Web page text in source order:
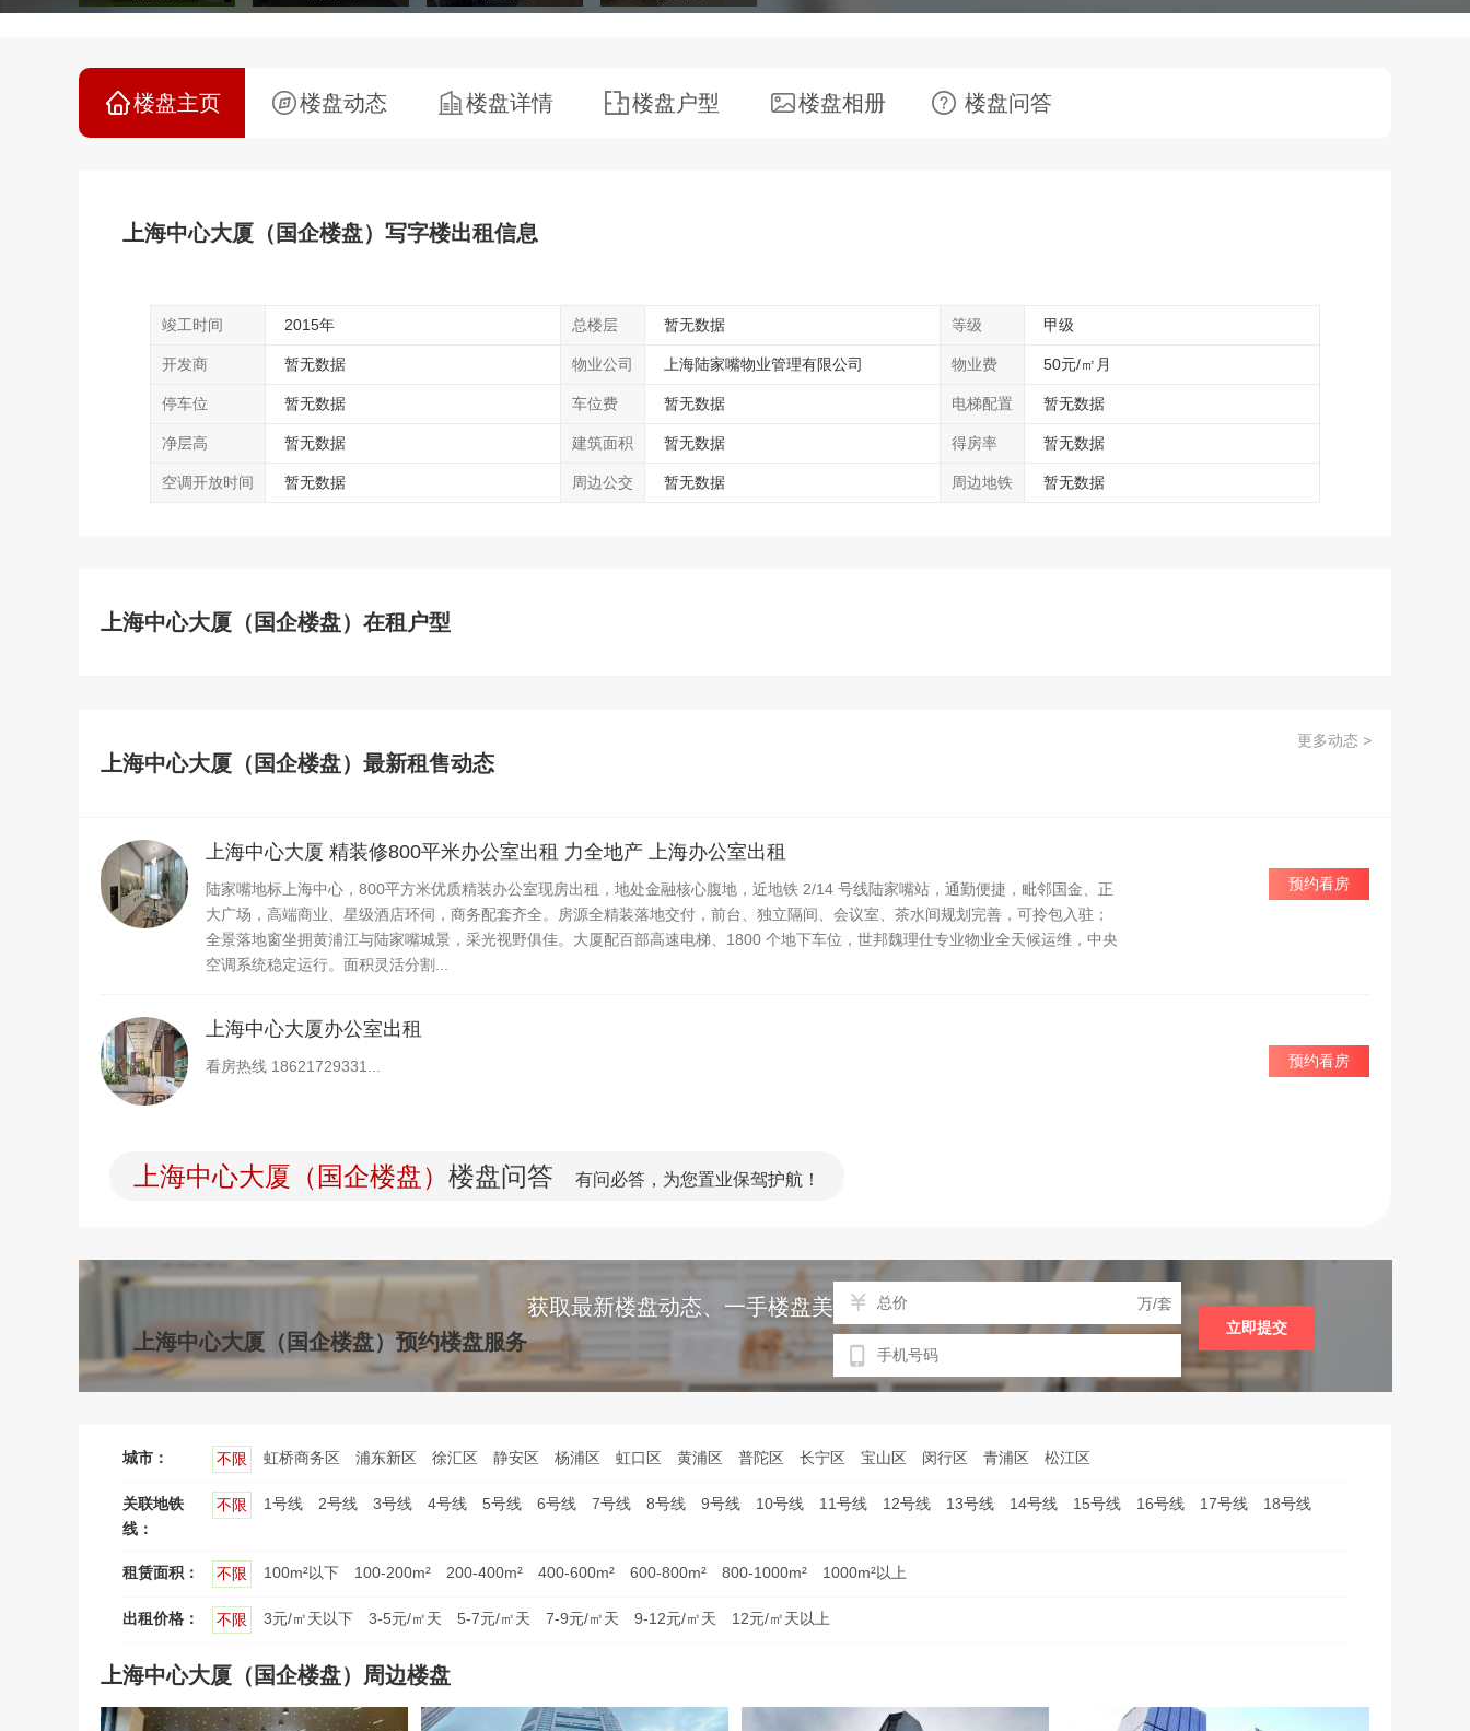
楼盘主页 楼盘动态 楼盘详情 楼盘户型 楼盘相册 楼盘问答
上海中心大厦（国企楼盘）写字楼出租信息
竣工时间 2015年 总楼层 暂无数据 等级 甲级
开发商 暂无数据 物业公司 上海陆家嘴物业管理有限公司 物业费 50元/㎡月
停车位 暂无数据 车位费 暂无数据 电梯配置 暂无数据
净层高 暂无数据 建筑面积 暂无数据 得房率 暂无数据
空调开放时间 暂无数据 周边公交 暂无数据 周边地铁 暂无数据
上海中心大厦（国企楼盘）在租户型
上海中心大厦（国企楼盘）最新租售动态
更多动态 >
上海中心大厦 精装修800平米办公室出租 力全地产 上海办公室出租
陆家嘴地标上海中心，800平方米优质精装办公室现房出租，地处金融核心腹地，近地铁 2/14 号线陆家嘴站，通勤便捷，毗邻国金、正
大广场，高端商业、星级酒店环伺，商务配套齐全。房源全精装落地交付，前台、独立隔间、会议室、茶水间规划完善，可拎包入驻；
全景落地窗坐拥黄浦江与陆家嘴城景，采光视野俱佳。大厦配百部高速电梯、1800 个地下车位，世邦魏理仕专业物业全天候运维，中央
空调系统稳定运行。面积灵活分割...
预约看房
上海中心大厦办公室出租
看房热线 18621729331... 预约看房
上海中心大厦（国企楼盘） 楼盘问答 有问必答，为您置业保驾护航！
上海中心大厦（国企楼盘）预约楼盘服务
获取最新楼盘动态、一手楼盘美图、免费专车接送等服务
万/套
立即提交
城市： 不限 虹桥商务区 浦东新区 徐汇区 静安区 杨浦区 虹口区 黄浦区 普陀区 长宁区 宝山区 闵行区 青浦区 松江区
关联地铁
线：
不限 1号线 2号线 3号线 4号线 5号线 6号线 7号线 8号线 9号线 10号线 11号线 12号线 13号线 14号线 15号线 16号线 17号线 18号线
租赁面积： 不限 100m²以下 100-200m² 200-400m² 400-600m² 600-800m² 800-1000m² 1000m²以上
出租价格： 不限 3元/㎡天以下 3-5元/㎡天 5-7元/㎡天 7-9元/㎡天 9-12元/㎡天 12元/㎡天以上
上海中心大厦（国企楼盘）周边楼盘